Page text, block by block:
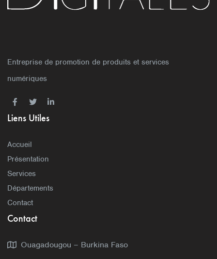
Entreprise de promotion de produits et services
numériques
Liens Utiles
Accueil
Présentation
Services
Départements
Contact
Contact
Ouagadougou – Burkina Faso